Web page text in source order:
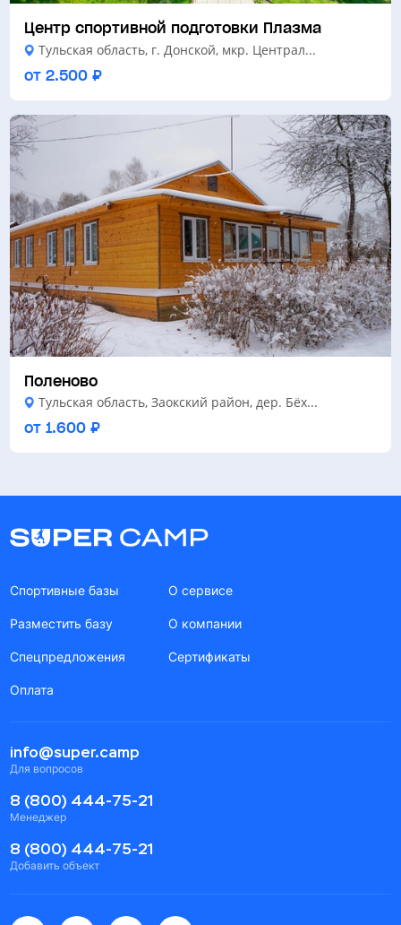
Центр спортивной подготовки Плазма
Тульская область, г. Донской, мкр. Централ...
от 2.500 ₽
Поленово
Тульская область, Заокский район, дер. Бёх...
от 1.600 ₽
Спортивные базы
Разместить базу
Спецпредложения
Оплата
О сервисе
О компании
Сертификаты
info@super.camp
Для вопросов
8 (800) 444-75-21
Менеджер
8 (800) 444-75-21
Добавить объект